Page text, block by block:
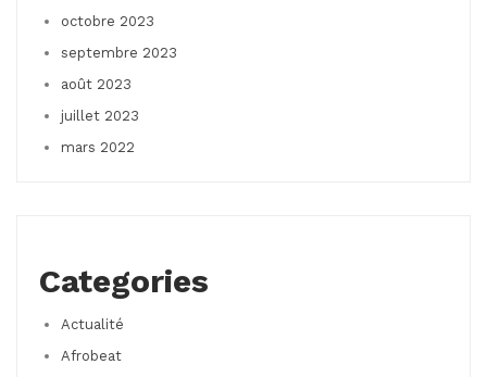
octobre 2023
septembre 2023
août 2023
juillet 2023
mars 2022
Categories
Actualité
Afrobeat